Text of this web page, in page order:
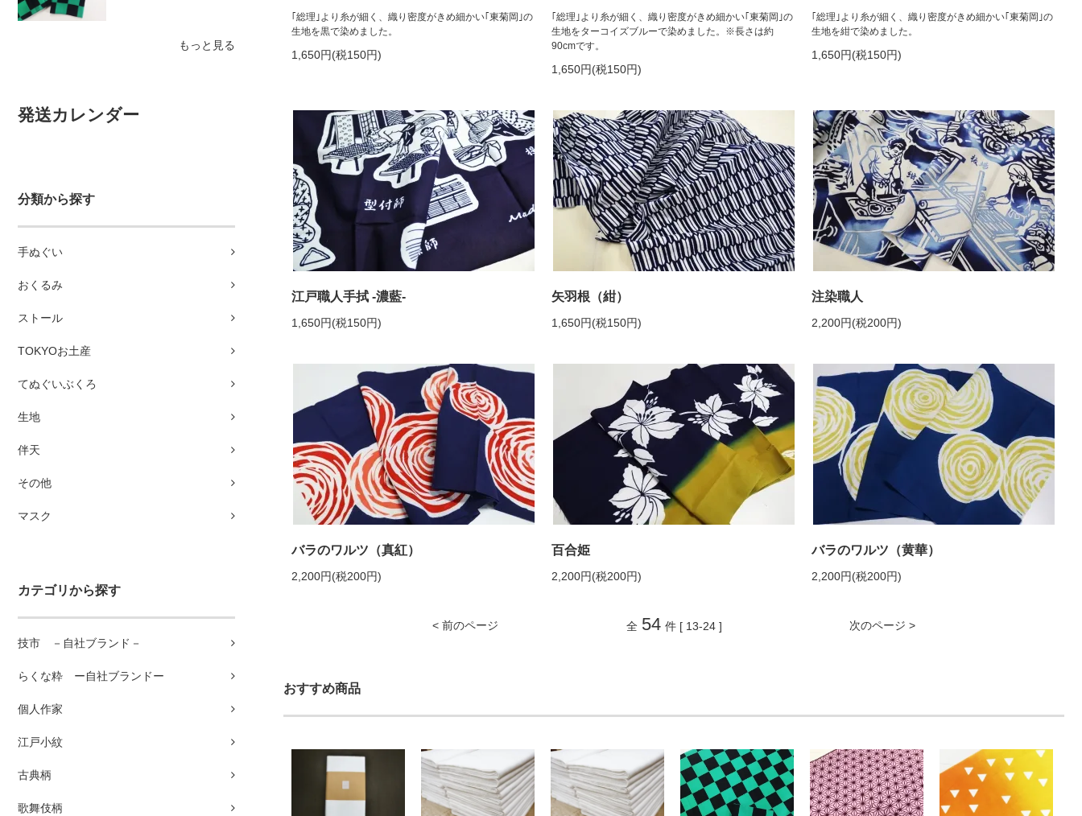
もっと見る
発送カレンダー
分類から探す
手ぬぐい
おくるみ
ストール
TOKYOお土産
てぬぐいぶくろ
生地
伴天
その他
マスク
カテゴリから探す
技市 －自社ブランド－
らくな粋 ー自社ブランドー
個人作家
江戸小紋
古典柄
歌舞伎柄
｢総理｣より糸が細く、織り密度がきめ細かい｢東菊岡｣の
生地を黒で染めました。
1,650円(税150円)
｢総理｣より糸が細く、織り密度がきめ細かい｢東菊岡｣の
生地をターコイズブルーで染めました。※長さは約
90cmです。
1,650円(税150円)
｢総理｣より糸が細く、織り密度がきめ細かい｢東菊岡｣の
生地を紺で染めました。
1,650円(税150円)
江戸職人手拭 -濃藍-
1,650円(税150円)
矢羽根（紺）
1,650円(税150円)
注染職人
2,200円(税200円)
バラのワルツ（真紅）
2,200円(税200円)
百合姫
2,200円(税200円)
バラのワルツ（黄華）
2,200円(税200円)
< 前のページ 次のページ >
全 54 件 [ 13-24 ]
おすすめ商品